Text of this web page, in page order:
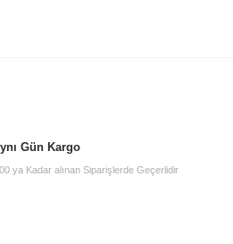
Gün Kargo
ya Kadar alınan Siparişlerde Geçerlidir